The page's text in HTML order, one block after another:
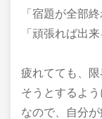
「宿題が全部
「頑張れば出
疲れてても、
そうとするよう
なので、自分